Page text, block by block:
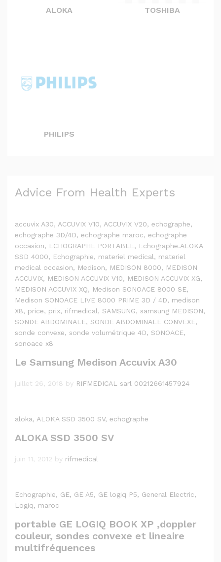
ALOKA TOSHIBA
PHILIPS
Advice From Health Experts
accuvix A30, ACCUVIX V10, ACCUVIX V20, echographe,
echographe 3D/4D, echographe maroc, echographe
occasion, ECHOGRAPHE PORTABLE, Echographe.ALOKA
SSD 4000, Echographie, materiel medical, materiel
medical occasion, Medison, MEDISON 8000, MEDISON
ACCUVIX, MEDISON ACCUVIX V10, MEDISON ACCUVIX XG,
MEDISON ACCUVIX XQ, Medison SONOACE 8000 SE,
Medison SONOACE LIVE 8000 PRIME 3D / 4D, medison
X8, price, prix, rifmedical, SAMSUNG, samsung MEDISON,
SONDE ABDOMINALE, SONDE ABDOMINALE CONVEXE,
sonde convexe, sonde volumétrique 4D, SONOACE,
sonoace x8
Le Samsung Medison Accuvix A30
juillet 26, 2018 by RIFMEDICAL sarl 00212661457924
aloka, ALOKA SSD 3500 SV, echographe
ALOKA SSD 3500 SV
juin 11, 2012 by rifmedical
Echographie, GE, GE A5, GE logiq P5, General Electric,
Logiq, maroc
portable GE LOGIQ BOOK XP ,doppler
couleur, sondes convexe et lineaire
multifréquences